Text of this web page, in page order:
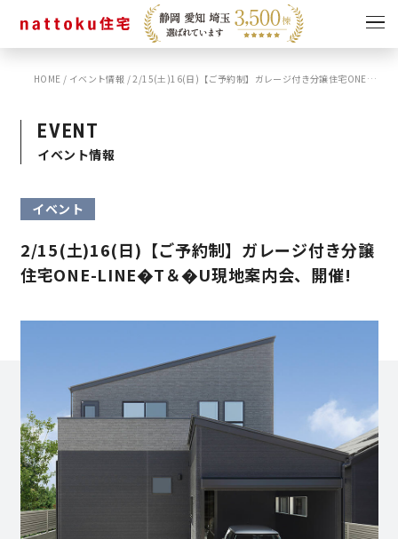
イベント
ショールーム
営業時間／10:00～20:00 定休日／年末年始
タップで電話をかける
HOME / イベント情報 /2/15(土)16(日)【ご予約制】ガレージ付き分譲住宅ONE-LINE�T＆�U現地案内会、開催!
EVENT
イベント情報
イベント
2/15(土)16(日)【ご予約制】ガレージ付き分譲
住宅ONE-LINE�T＆�U現地案内会、開催!